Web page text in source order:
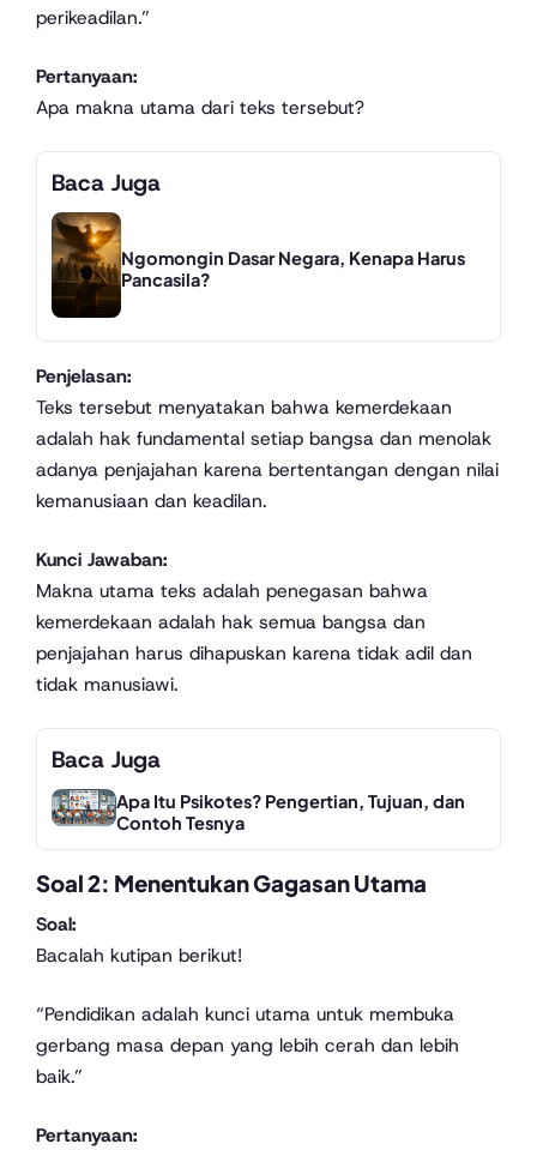
perikeadilan.”
Pertanyaan:
Apa makna utama dari teks tersebut?
Baca Juga
Ngomongin Dasar Negara, Kenapa Harus
Pancasila?
Penjelasan:
Teks tersebut menyatakan bahwa kemerdekaan
adalah hak fundamental setiap bangsa dan menolak
adanya penjajahan karena bertentangan dengan nilai
kemanusiaan dan keadilan.
Kunci Jawaban:
Makna utama teks adalah penegasan bahwa
kemerdekaan adalah hak semua bangsa dan
penjajahan harus dihapuskan karena tidak adil dan
tidak manusiawi.
Baca Juga
Apa Itu Psikotes? Pengertian, Tujuan, dan
Contoh Tesnya
Soal 2: Menentukan Gagasan Utama
Soal:
Bacalah kutipan berikut!
“Pendidikan adalah kunci utama untuk membuka
gerbang masa depan yang lebih cerah dan lebih
baik.”
Pertanyaan: